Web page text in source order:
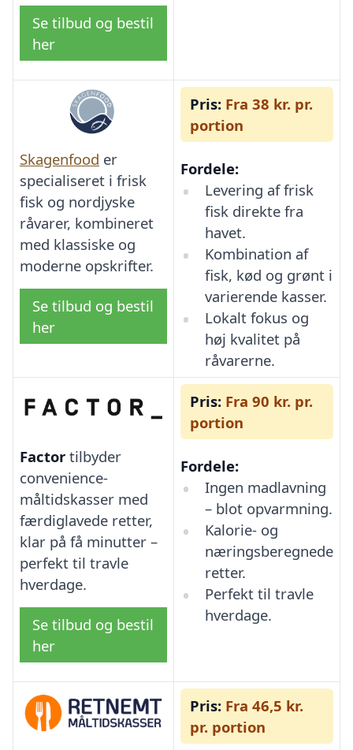
Se tilbud og bestil
her
Skagenfood er
specialiseret i frisk
fisk og nordjyske
råvarer, kombineret
med klassiske og
moderne opskrifter.
Se tilbud og bestil
her
Pris: Fra 38 kr. pr.
portion
Fordele:
Levering af frisk
fisk direkte fra
havet.
Kombination af
fisk, kød og grønt i
varierende kasser.
Lokalt fokus og
høj kvalitet på
råvarerne.
Factor tilbyder
convenience-
måltidskasser med
færdiglavede retter,
klar på få minutter –
perfekt til travle
hverdage.
Se tilbud og bestil
her
Pris: Fra 90 kr. pr.
portion
Fordele:
Ingen madlavning
– blot opvarmning.
Kalorie- og
næringsberegnede
retter.
Perfekt til travle
hverdage.
Pris: Fra 46,5 kr.
pr. portion